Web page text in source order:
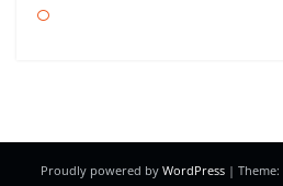
Proudly powered by WordPress | Theme: